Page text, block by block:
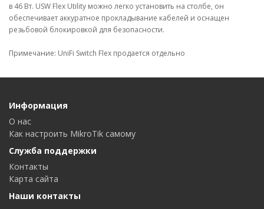
в 46 Вт. USW Flex Utility можно легко установить на столбе, он
обеспечивает аккуратное прокладывание кабелей и оснащен
резьбовой блокировкой для безопасности.
Примечание: UniFi Switch Flex продается отдельно
Информация
О нас
Как настроить MikroTik самому
Служба поддержки
Контакты
Карта сайта
Наши контакты